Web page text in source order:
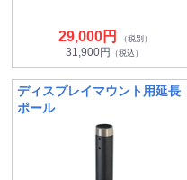
29,000円 （税別）
31,900円 （税込）
ディスプレイマウント用延長
ポール